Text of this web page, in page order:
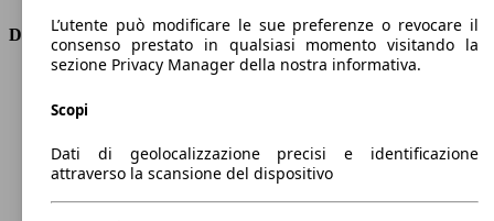
Dimensioni
Lunghezza
Passo
2720 mm
Peso massimo
2023 kg
Carico massimo
-
L’utente può modificare le sue preferenze o revocare il
consenso prestato in qualsiasi momento visitando la
sezione Privacy Manager della nostra informativa.
Scopi
Dati di geolocalizzazione precisi e identificazione
attraverso la scansione del dispositivo